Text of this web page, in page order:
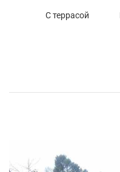
С террасой